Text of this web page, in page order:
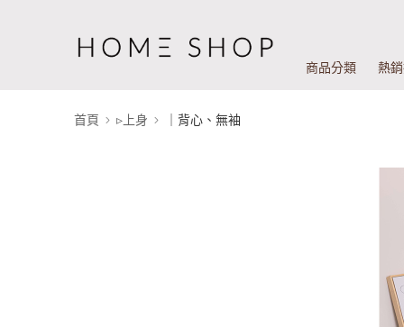
商品分類 熱
首頁 ▹上身 ｜背心、無袖